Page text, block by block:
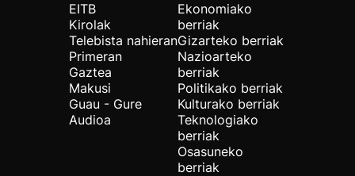
EITB
Kirolak
Telebista nahieran
Primeran
Gaztea
Makusi
Guau - Gure
Audioa
Ekonomiako
berriak
Gizarteko berriak
Nazioarteko
berriak
Politikako berriak
Kulturako berriak
Teknologiako
berriak
Osasuneko
berriak